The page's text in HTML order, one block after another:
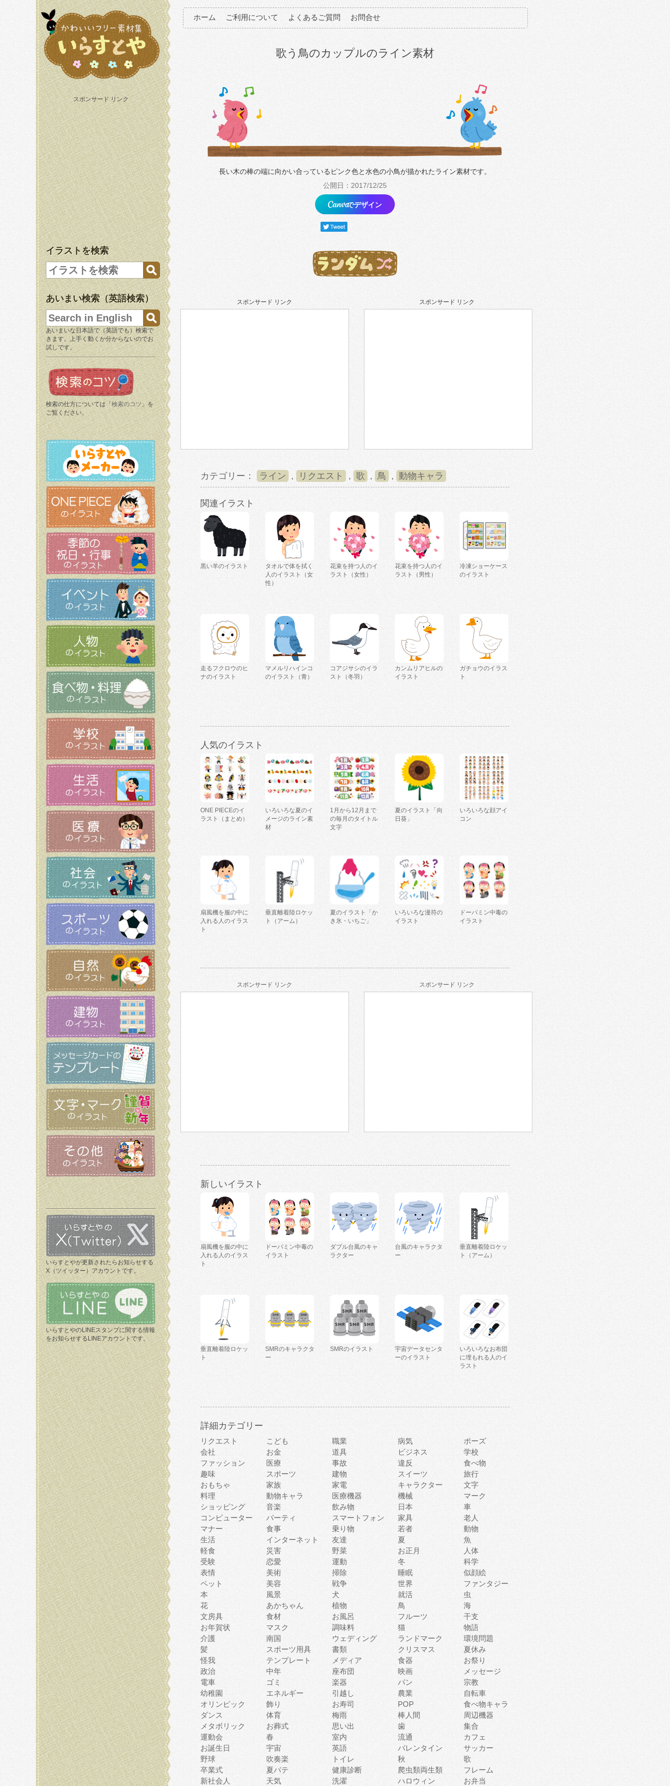
スポンサード リンク
イラストを検索
あいまい検索（英語検索）
あいまいな日本語で（英語でも）検索で
きます。上手く動くか分からないのでお
試しです。
検索の仕方については「 検索のコツ 」を
ご覧ください。
いらすとやが更新されたらお知らせする
X（ツイッター）アカウントです。
いらすとやのLINEスタンプに関する情報
をお知らせするLINEアカウントです。
ホーム ご利用について よくあるご質問 お問合せ
歌う鳥のカップルのライン素材
長い木の棒の端に向かい合っているピンク色と水色の小鳥が描かれたライン素材です。
公開日：2017/12/25
でデザイン
スポンサード リンク スポンサード リンク
カテゴリー： ライン , リクエスト , 歌 , 鳥 , 動物キャラ
関連イラスト
黒い羊のイラスト
タオルで体を拭く
人のイラスト（女
性）
花束を持つ人のイ
ラスト（女性）
花束を持つ人のイ
ラスト（男性）
冷凍ショーケース
のイラスト
走るフクロウのヒ
ナのイラスト
マメルリハインコ
のイラスト（青）
コアジサシのイラ
スト（冬羽）
カンムリアヒルの
イラスト
ガチョウのイラス
ト
人気のイラスト
ONE PIECEのイ
ラスト（まとめ）
いろいろな夏のイ
メージのライン素
材
1月から12月まで
の毎月のタイトル
文字
夏のイラスト「向
日葵」
いろいろな顔アイ
コン
扇風機を服の中に
入れる人のイラス
ト
垂直離着陸ロケッ
ト（アーム）
夏のイラスト「か
き氷・いちご」
いろいろな漫符の
イラスト
ドーパミン中毒の
イラスト
スポンサード リンク スポンサード リンク
新しいイラスト
扇風機を服の中に
入れる人のイラス
ト
ドーパミン中毒の
イラスト
ダブル台風のキャ
ラクター
台風のキャラクタ
ー
垂直離着陸ロケッ
ト（アーム）
垂直離着陸ロケッ
ト
SMRのキャラクタ
ー
SMRのイラスト
宇宙データセンタ
ーのイラスト
いろいろなお布団
に埋もれる人のイ
ラスト
詳細カテゴリー
リクエスト こども 職業 病気
ポーズ
会社
お金 道具 ビジネス
学校
ファッション
医療 事故 違反
食べ物
趣味
スポーツ 建物 スイーツ
旅行
おもちゃ
家族 家電 キャラクター
文字
料理
動物キャラ 医療機器 機械
マーク
ショッピング
音楽 飲み物 日本
車
コンピューター
パーティ スマートフォン 家具
老人
マナー
食事 乗り物 若者
動物
生活
インターネット 友達 夏
魚
軽食
災害 野菜 お正月
人体
受験
恋愛 運動 冬
科学
表情
美術 掃除 睡眠
似顔絵
ペット
美容 戦争 世界
ファンタジー
本
風景 犬 就活
虫
花
あかちゃん 植物 鳥
海
文房具
食材 お風呂 フルーツ
干支
お年賀状
マスク 調味料 猫
物語
介護
南国 ウェディング ランドマーク
環境問題
髪
スポーツ用具 書類 クリスマス
夏休み
怪我
テンプレート メディア 食器
お祭り
政治
中年 座布団 映画
メッセージ
電車
ゴミ 楽器 パン
宗教
幼稚園
エネルギー 引越し 農業
自転車
オリンピック
飾り お寿司 POP
食べ物キャラ
ダンス
体育 梅雨 棒人間
周辺機器
メタボリック
お葬式 思い出 歯
集合
運動会
春 室内 流通
カフェ
お誕生日
宇宙 英語 バレンタイン
サッカー
野球
吹奏楽 トイレ 秋
歌
卒業式
夏バテ 健康診断 爬虫類両生類
フレーム
新社会人
天気 洗濯 ハロウィン お弁当